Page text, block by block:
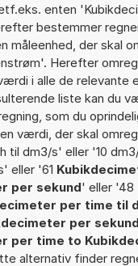
enten
bestemmer
måleenhed, der skal
Herefter
i alle de relevante
liste kan du
som du
værdi, der skal
til dm3/s' eller '10
eller '61
per sekund' eller '48
per time til
per sekund
per time to
alternativ finder